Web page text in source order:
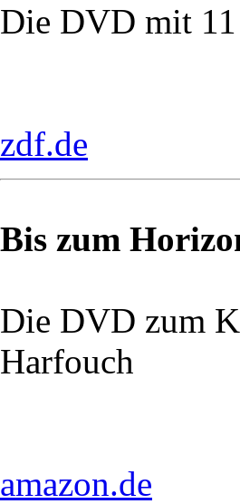
Die DVD mit
zdf.de
Bis zum
Die DVD zum
Harfouch
amazon.de